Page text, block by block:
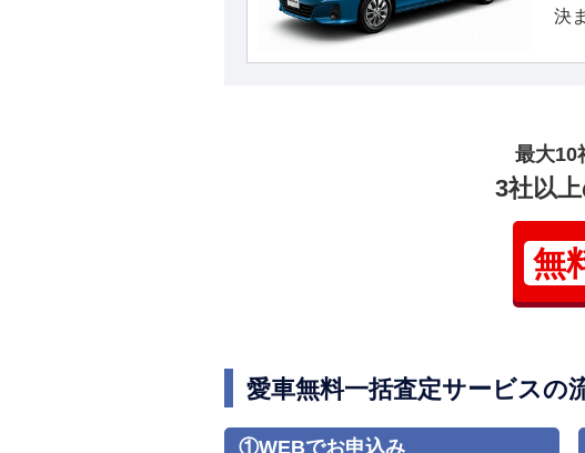
決
最大10
3社以
無
愛車無料一括査定サービスの
①WEBでお申込み